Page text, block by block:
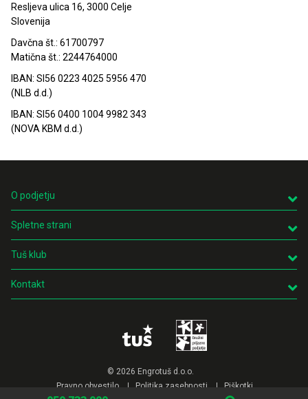
Resljeva ulica 16, 3000 Celje
Slovenija
Davčna št.: 61700797
Matična št.: 2244764000
IBAN: SI56 0223 4025 5956 470
(NLB d.d.)
IBAN: SI56 0400 1004 9982 343
(NOVA KBM d.d.)
O podjetju
Spletne strani
Tuš klub
Kontakt
© 2026 Engrotuš d.o.o.
Pravno obvestilo
Politika zasebnosti
Piškotki